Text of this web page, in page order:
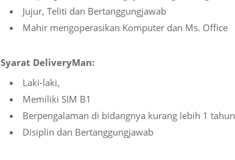
Jujur, Teliti dan Bertanggungjawab
Mahir mengoperasikan Komputer dan Ms. Office
Syarat DeliveryMan:
Laki-laki,
Memiliki SIM B1
Berpengalaman di bidangnya kurang lebih 1 tahun
Disiplin dan Bertanggungjawab